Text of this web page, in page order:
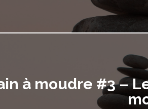
à moudre #3 –